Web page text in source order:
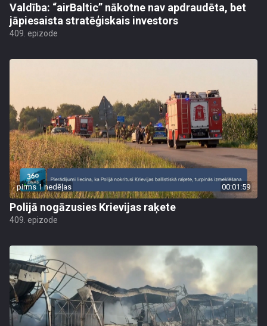
Valdība: “airBaltic” nākotne nav apdraudēta, bet
jāpiesaista stratēģiskais investors
409. epizode
pirms 1 nedēļas 00:01:59
Polijā nogāzusies Krievijas raķete
409. epizode